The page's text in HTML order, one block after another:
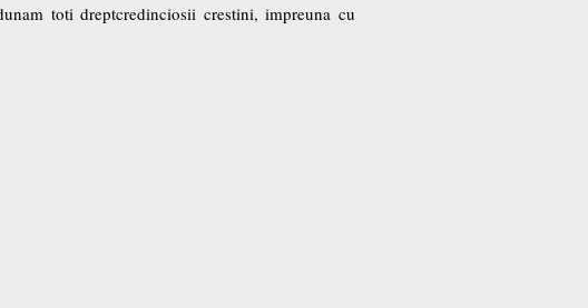
toti dreptcredinciosii crestini, impreuna cu